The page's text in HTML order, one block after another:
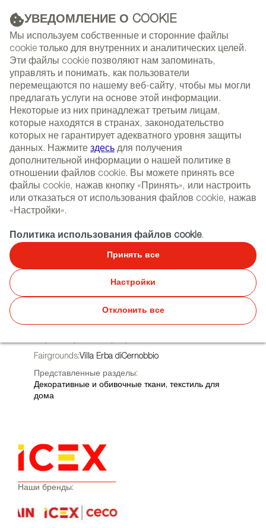
УВЕДОМЛЕНИЕ О COOKIE
Мы используем собственные и сторонние файлы
cookie только для внутренних и аналитических целей.
Эти файлы cookie позволяют нам запоминать,
управлять и понимать, как пользователи
перемещаются по нашему веб-сайту, чтобы мы могли
предлагать услуги на основе этой информации.
Некоторые из них принадлежат третьим лицам,
которые находятся в странах, законодательство
которых не гарантирует адекватного уровня защиты
данных. Нажмите здесь для получения
дополнительной информации о нашей политике в
отношении файлов cookie. Вы можете принять все
файлы cookie, нажав кнопку «Принять», или настроить
или отказаться от использования файлов cookie, нажав
«Настройки».
Политика использования файлов cookie.
Принять все
Настройки
Отклонить все
РЕКЛАМА
(+34) 913 497 100 |
NEWSLETTER
СОБЫТИЯ
Select
language
ГЛАВНАЯ СОБЫТИЯ ВЫСТАВКИ 2022
PROPOSTE
Предметы Декора , Текстиль
C 05.04.2022 ПО 07.04.2022
Комо-Италия
Fairgrounds:Villa Erba diCernobbio
Представленные разделы:
Декоративные и обивочные ткани, текстиль для
дома
Наши бренды: